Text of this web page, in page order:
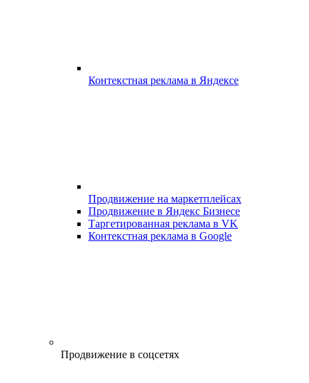
Контекстная реклама в Яндексе
Продвижение на маркетплейсах
Продвижение в Яндекс Бизнесе
Таргетированная реклама в VK
Контекстная реклама в Google
Продвижение в соцсетях